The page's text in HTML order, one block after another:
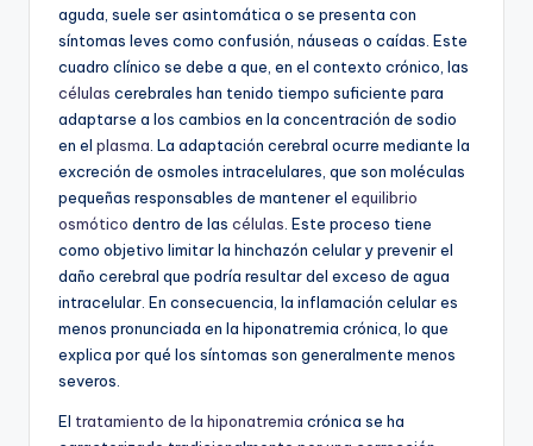
aguda, suele ser asintomática o se presenta con
síntomas leves como confusión, náuseas o caídas. Este
cuadro clínico se debe a que, en el contexto crónico, las
células cerebrales han tenido tiempo suficiente para
adaptarse a los cambios en la concentración de sodio
en el plasma . La adaptación cerebral ocurre mediante la
excreción de osmoles intracelulares, que son moléculas
pequeñas responsables de mantener el equilibrio
osmótico dentro de las células . Este proceso tiene
como objetivo limitar la hinchazón celular y prevenir el
daño cerebral que podría resultar del exceso de agua
intracelular. En consecuencia, la inflamación celular es
menos pronunciada en la hiponatremia crónica, lo que
explica por qué los síntomas son generalmente menos
severos.
El tratamiento de la hiponatremia crónica se ha